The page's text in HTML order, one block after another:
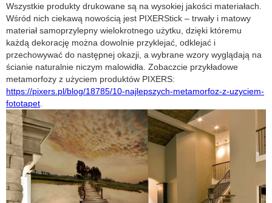
Wszystkie produkty drukowane są na wysokiej jakości materiałach.
Wśród nich ciekawą nowością jest PIXERStick – trwały i matowy
materiał samoprzylepny wielokrotnego użytku, dzięki któremu
każdą dekorację można dowolnie przyklejać, odklejać i
przechowywać do następnej okazji, a wybrane wzory wyglądają na
ścianie naturalnie niczym malowidła. Zobaczcie przykładowe
metamorfozy z użyciem produktów PIXERS:
https://pixers.pl/blog/18785/10-najlepszych-metamorfoz-z-uzyciem-
fototapet.